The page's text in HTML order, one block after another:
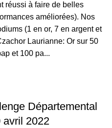
réussi à faire de belles
améliorées). Nos
(1 en or, 7 en argent et
Laurianne: Or sur 50
et 100 pa...
Départemental
avril 2022